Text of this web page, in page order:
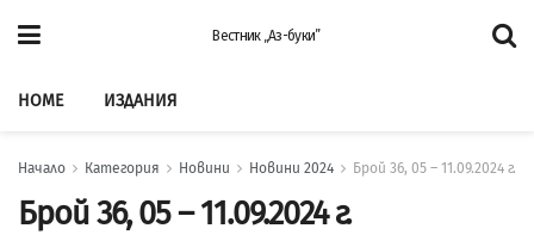
Вестник „Аз-буки”
HOME ИЗДАНИЯ
Начало Категория Новини Новини 2024 Брой 36, 05 – 11.09.2024 г.
Брой 36, 05 – 11.09.2024 г.